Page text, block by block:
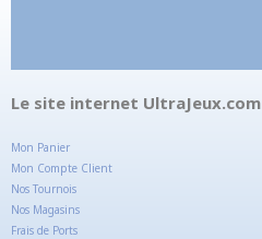
Le site internet UltraJeux.com
Mon Panier
Mon Compte Client
Nos Tournois
Nos Magasins
Frais de Ports